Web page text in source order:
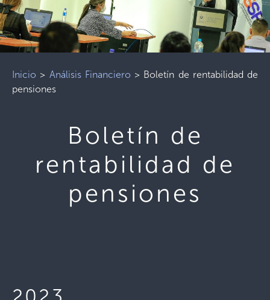
Inicio > Análisis Financiero > Boletín de rentabilidad de
pensiones
Boletín de
rentabilidad de
pensiones